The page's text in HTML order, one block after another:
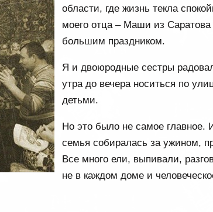
области, где жизнь текла
моего отца – Маши из
большим праздником.
Я и двоюродные сестры
утра до вечера носиться по
детьми.
Но это было не самое главное.
семья собиралась за ужином,
Все много ели, выпивали,
не в каждом доме и